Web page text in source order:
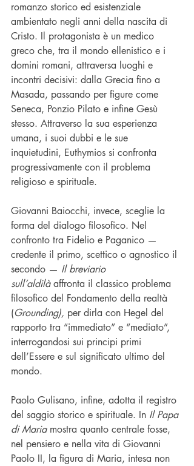
romanzo storico ed esistenziale
ambientato negli anni della nascita di
Cristo. Il protagonista è un medico
greco che, tra il mondo ellenistico e i
domini romani, attraversa luoghi e
incontri decisivi: dalla Grecia fino a
Masada, passando per figure come
Seneca, Ponzio Pilato e infine Gesù
stesso. Attraverso la sua esperienza
umana, i suoi dubbi e le sue
inquietudini, Euthymios si confronta
progressivamente con il problema
religioso e spirituale.
Giovanni Baiocchi, invece, sceglie la
forma del dialogo filosofico. Nel
confronto tra Fidelio e Paganico —
credente il primo, scettico o agnostico il
secondo — Il breviario
sull’aldilà affronta il classico problema
filosofico del Fondamento della realtà
(Grounding), per dirla con Hegel del
rapporto tra “immediato” e “mediato”,
interrogandosi sui principi primi
dell’Essere e sul significato ultimo del
mondo.
Paolo Gulisano, infine, adotta il registro
del saggio storico e spirituale. In Il Papa
di Maria mostra quanto centrale fosse,
nel pensiero e nella vita di Giovanni
Paolo II, la figura di Maria, intesa non